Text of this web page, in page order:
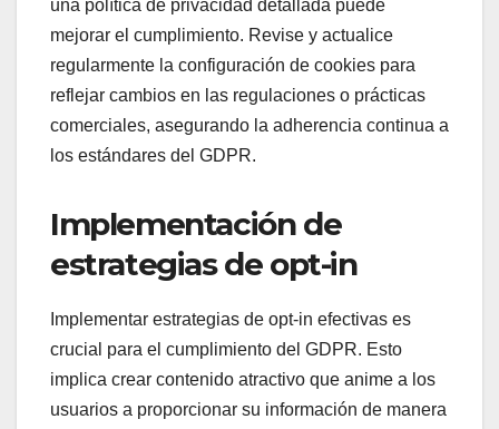
una política de privacidad detallada puede
mejorar el cumplimiento. Revise y actualice
regularmente la configuración de cookies para
reflejar cambios en las regulaciones o prácticas
comerciales, asegurando la adherencia continua a
los estándares del GDPR.
Implementación de
estrategias de opt-in
Implementar estrategias de opt-in efectivas es
crucial para el cumplimiento del GDPR. Esto
implica crear contenido atractivo que anime a los
usuarios a proporcionar su información de manera